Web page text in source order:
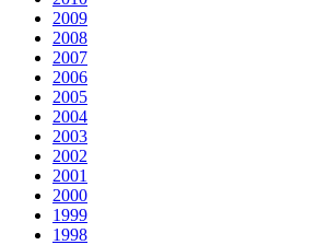
2009
2008
2007
2006
2005
2004
2003
2002
2001
2000
1999
1998